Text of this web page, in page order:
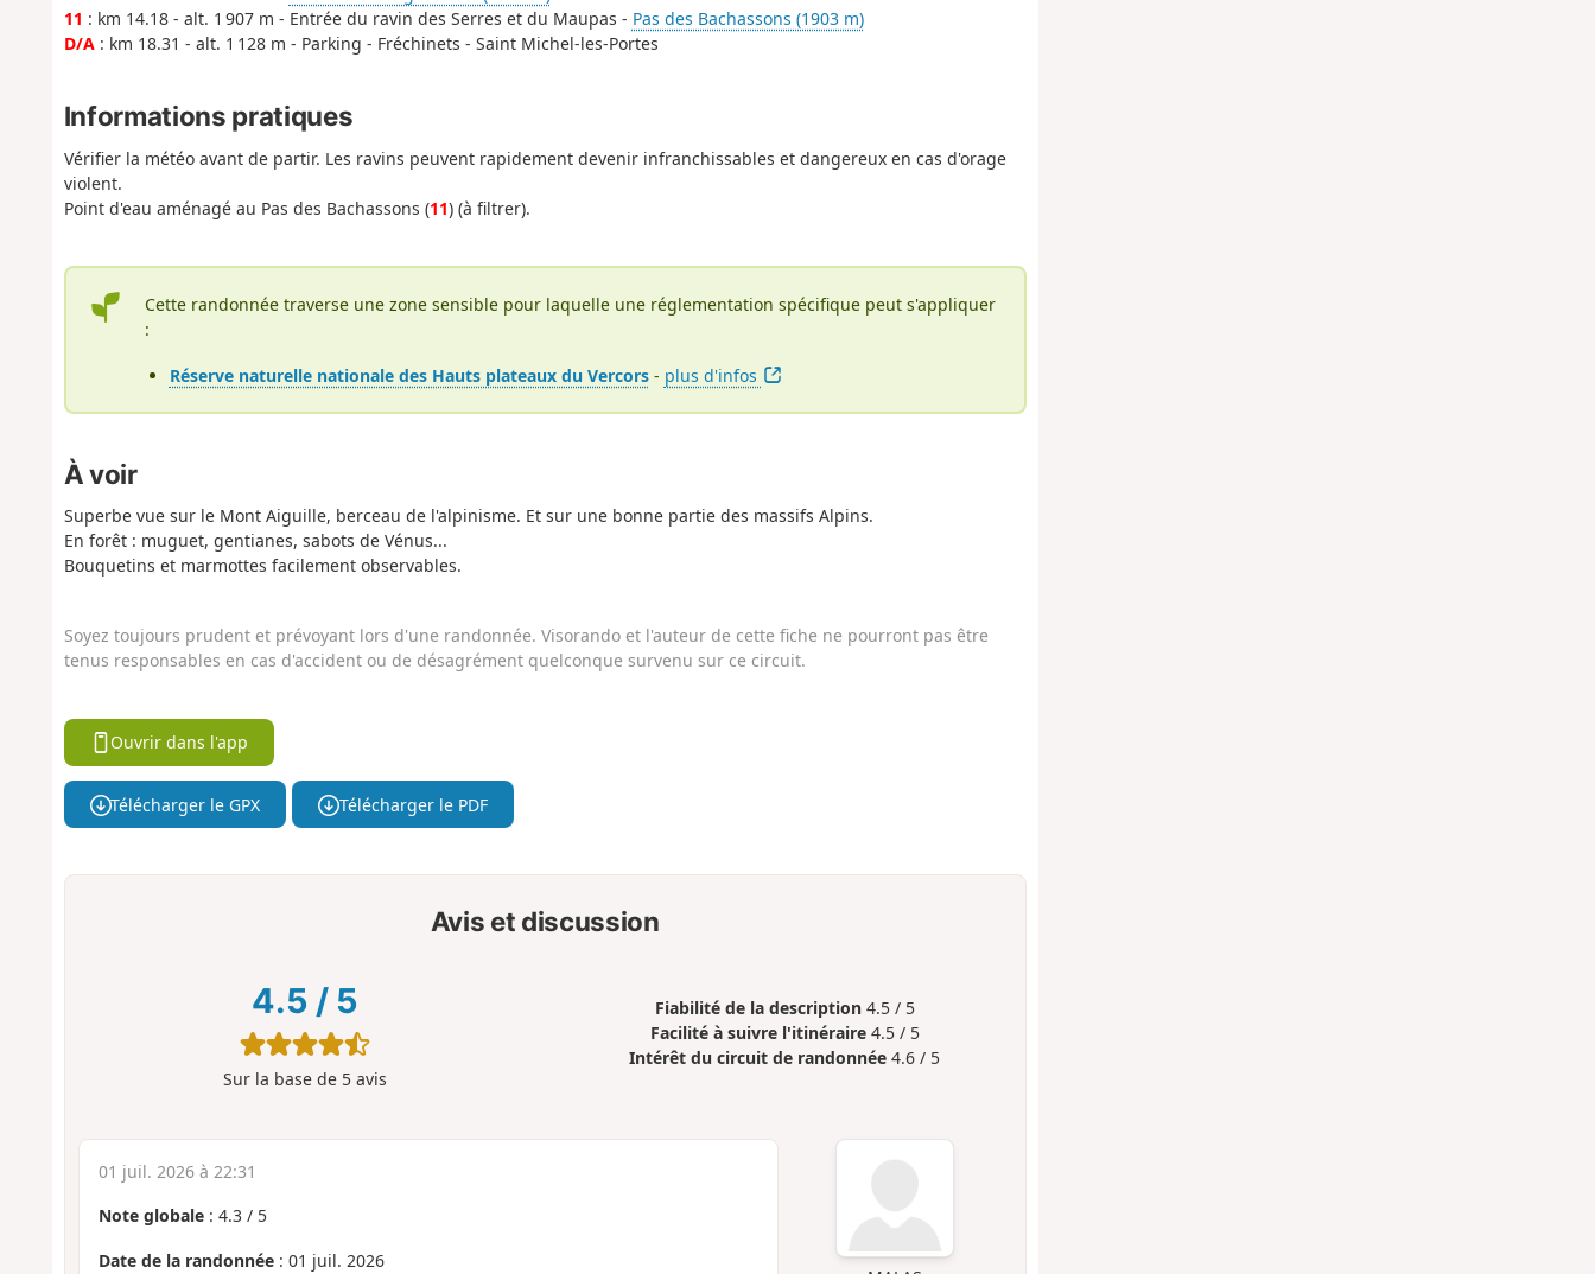
11 : km 14.18 - alt. 1 907 m - Entrée du ravin des Serres et du Maupas - Pas des Bachassons (1903 m)
D/A: km 18.31 - alt. 1 128 m - Parking - Fréchinets - Saint Michel-les-Portes
Informations pratiques
Vérifier la météo avant de partir. Les ravins peuvent rapidement devenir infranchissables et dangereux en cas d'orage
violent.
Point d'eau aménagé au Pas des Bachassons (11) (à filtrer).
Cette randonnée traverse une zone sensible pour laquelle une réglementation spécifique peut s'appliquer
:
Réserve naturelle nationale des Hauts plateaux du Vercors- plus d'infos
À voir
Superbe vue sur le Mont Aiguille, berceau de l'alpinisme. Et sur une bonne partie des massifs Alpins.
En forêt : muguet, gentianes, sabots de Vénus...
Bouquetins et marmottes facilement observables.
Soyez toujours prudent et prévoyant lors d'une randonnée. Visorando et l'auteur de cette fiche ne pourront pas être
tenus responsables en cas d'accident ou de désagrément quelconque survenu sur ce circuit.
Ouvrir dans l'app
Télécharger le GPX Télécharger le PDF
Avis et discussion
4.5 / 5
Sur la base de 5avis
Fiabilité de la description 4.5 / 5
Facilité à suivre l'itinéraire 4.5 / 5
Intérêt du circuit de randonnée 4.6 / 5
01 juil. 2026 à 22:31
Note globale: 4.3/ 5
Date de la randonnée: 01 juil. 2026